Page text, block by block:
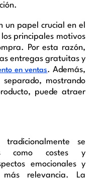
un papel crucial en el
principales motivos
Por esta razón,
entregas gratuitas y
en ventas. Además,
mostrando
puede atraer
se
como costes y
emocionales y
relevancia. La